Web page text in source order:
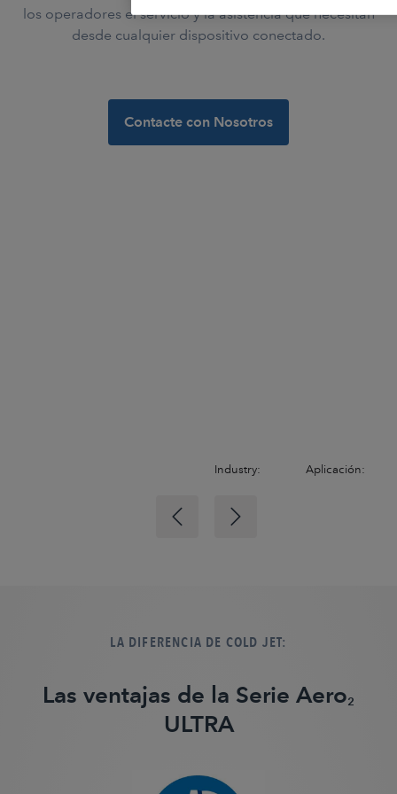
los operadores el servicio y la asistencia que necesitan
desde cualquier dispositivo conectado.
Contacte con Nosotros
Industry: Aplicación:
LA DIFERENCIA DE COLD JET:
Las ventajas de la Serie Aero2
ULTRA